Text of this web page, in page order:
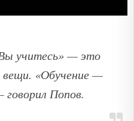
учитесь» — это
вещи. «Обучение —
говорил Попов.